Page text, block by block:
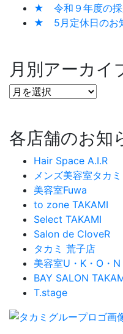
★ 令和９年度の
★ 5月定休日の
月別アーカイ
各店舗のお知
Hair Space A.I.R
メンズ美容室タカミ
美容室Fuwa
to zone TAKAMI
Select TAKAMI
Salon de CloveR
タカミ 荒子店
美容室U・K・O・N
BAY SALON
T.stage